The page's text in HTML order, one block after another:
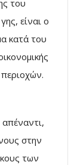
του
είναι ο
κατά του
στην
των